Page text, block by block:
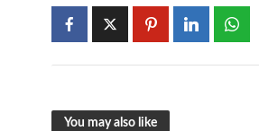
You may also like